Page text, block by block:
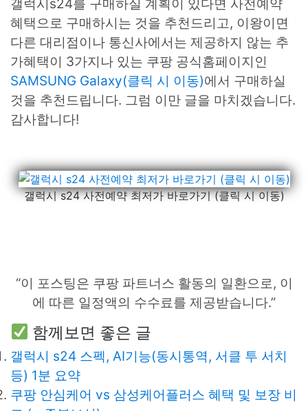
갤럭시s24를 구매하실 계획이 있다면 사전예약
혜택으로 구매하시는 것을 추천드리고, 이왕이면
다른 대리점이나 통신사에서는 제공하지 않는 추
가혜택이 3가지나 있는 쿠팡 공식홈페이지인
SAMSUNG Galaxy(클릭 시 이동)에서 구매하실
것을 추천드립니다. 그럼 이만 글을 마치겠습니다.
감사합니다!
갤럭시 s24 사전예약 최저가 바로가기 (클릭 시 이동)
“이 포스팅은 쿠팡 파트너스 활동의 일환으로, 이
에 따른 일정액의 수수료를 제공받습니다.”
함께보면 좋은 글
갤럭시 s24 스펙, AI기능(동시통역, 서클 투 서치
등) 1분 요약
쿠팡 안심케어 vs 삼성케어플러스 혜택 및 보장 비